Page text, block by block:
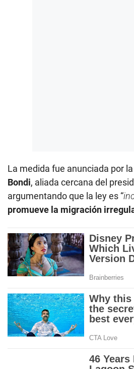
La medida fue anunciada por
Bondi, aliada cercana del
argumentando que la ley es “
promueve la migración